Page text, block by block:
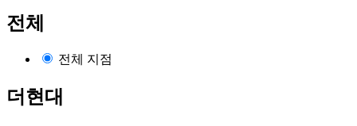
전체
전체 지점
더현대